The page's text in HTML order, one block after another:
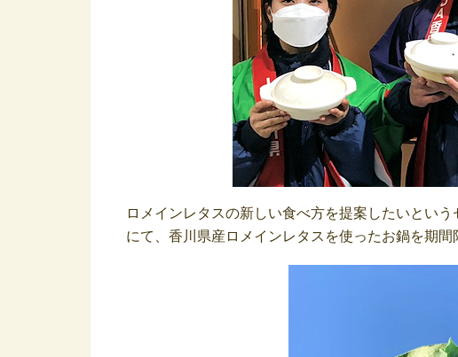
ロメインレタスの新しい食べ方を提案したいとい
にて、香川県産ロメインレタスを使ったお鍋を期間